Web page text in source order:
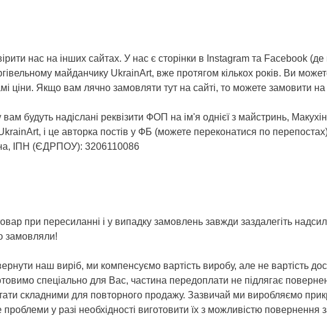
нас на інших сайтах. У нас є сторінки в Instagram та Facebook
майданчику UkrainArt, вже протягом кількох років. Ви
ціни. Якщо вам лячно замовляти тут на сайті, то можете замовити
будуть надіслані реквізити ФОП на ім'я однієї з майстринь,
і це авторка постів у ФБ (можете переконатися по перепостах),
ІПН (ЄДРПОУ): 3206110086
при пересиланні і у випадку замовлень завжди заздалегіть
замовляли!
наш виріб, ми компенсуємо вартість виробу, але не вартість
спеціально для Вас, частина передоплати не підлягає
складними для повторного продажу. Зазвичай ми виробляємо
у разі необхідності виготовити їх з можливістю повернення